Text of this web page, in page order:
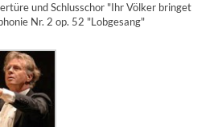
und Schlusschor "Ihr Völker bringet
Nr. 2 op. 52 "Lobgesang"